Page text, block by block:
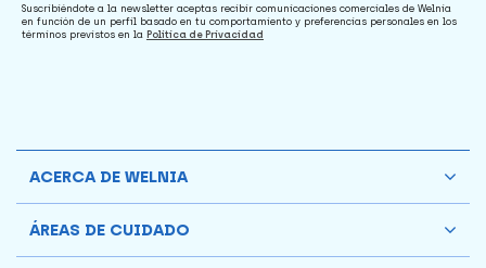
Suscribiéndote a la newsletter aceptas recibir comunicaciones comerciales de Welnia
en función de un perfil basado en tu comportamiento y preferencias personales en los
términos previstos en la Política de Privacidad
ACERCA DE WELNIA
ÁREAS DE CUIDADO